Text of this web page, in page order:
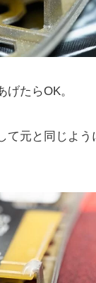
たらOK。
て元と同じよう